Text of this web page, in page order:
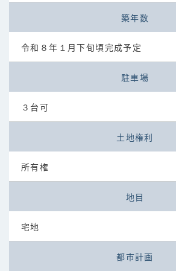
築年数
令和８年１月下旬頃完成予定
駐車場
３台可
土地権利
所有権
地目
宅地
都市計画